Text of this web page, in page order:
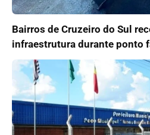
Bairros de Cruzeiro do Sul
infraestrutura durante ponto